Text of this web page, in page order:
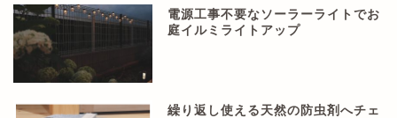
電源工事不要なソーラーライトでお
庭イルミライトアップ
繰り返し使える天然の防虫剤へチェ